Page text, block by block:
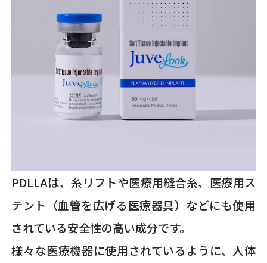
PDLLAは、糸リフトや医療用縫合糸、医療用ス
テント（血管を広げる医療器具）などにも使用
されている安全性の高い成分です。
様々な医療機器に使用されているように、人体